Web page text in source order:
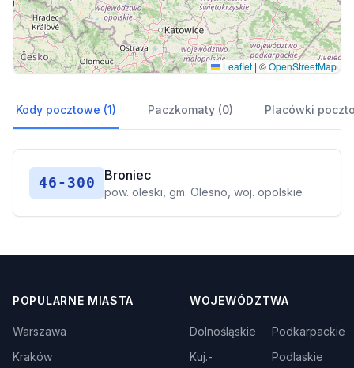
Leaflet | ©OpenStreetMap
Kody pocztowe (1) Paczkomaty (0) Placówki
46-300 Broniec
pow. oleski, gm. Olesno, woj. opolskie
POPULARNE MIASTA
Warszawa
Kraków
WOJEWÓDZTWA
Dolnośląskie
Kuj.-
Podkarpackie
Podlaskie